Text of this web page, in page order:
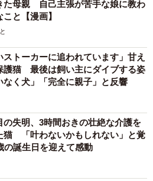
た母親 自己主張が苦手な娘に教わ
と【漫画】
ストーカーに追われています」甘え
護猫 最後は飼い主にダイブする姿
なく犬」「完全に親子」と反響
の失明、3時間おきの壮絶な介護を
猫 「叶わないかもしれない」と覚
の誕生日を迎えて感動